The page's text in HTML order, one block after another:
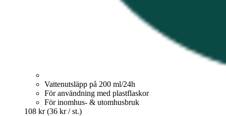
Vattenutsläpp på 200 ml/24h
För användning med plastflaskor
För inomhus- & utomhusbruk
108 kr (36 kr / st.)